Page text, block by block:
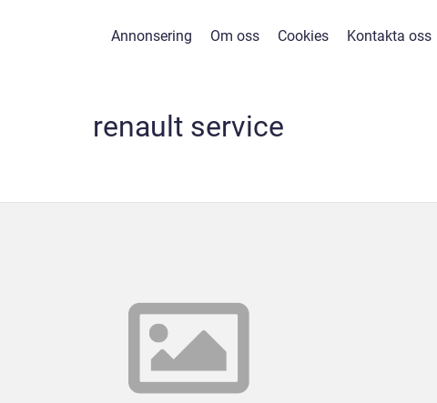
Annonsering Om oss Cookies Kontakta oss
renault service